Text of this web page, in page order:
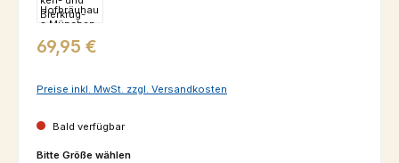
Regulärer Preis:
69,95 €
Preise inkl. MwSt. zzgl. Versandkosten
Bald verfügbar
Bitte Größe wählenauswählen